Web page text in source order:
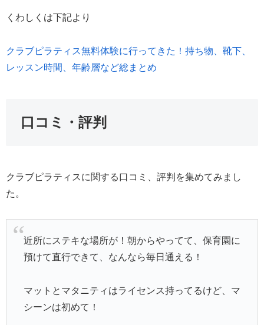
くわしくは下記より
クラブピラティス無料体験に行ってきた！持ち物、靴下、
レッスン時間、年齢層など総まとめ
口コミ・評判
クラブピラティスに関する口コミ、評判を集めてみまし
た。
近所にステキな場所が！朝からやってて、保育園に
預けて直行できて、なんなら毎日通える！
マットとマタニティはライセンス持ってるけど、マ
シーンは初めて！